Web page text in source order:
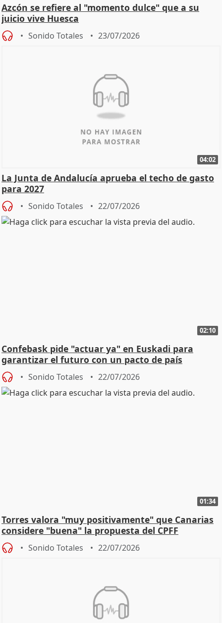
Azcón se refiere al "momento dulce" que a su
juicio vive Huesca
Sonido Totales 23/07/2026
04:02
La Junta de Andalucía aprueba el techo de gasto
para 2027
Sonido Totales 22/07/2026
02:10
Confebask pide "actuar ya" en Euskadi para
garantizar el futuro con un pacto de país
Sonido Totales 22/07/2026
01:34
Torres valora "muy positivamente" que Canarias
considere "buena" la propuesta del CPFF
Sonido Totales 22/07/2026